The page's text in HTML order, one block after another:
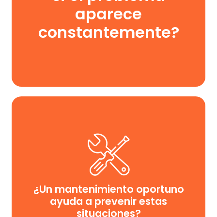
aparece
constantemente?
¿Un mantenimiento oportuno
ayuda a prevenir estas
situaciones?
Sí. Las inspecciones periódicas permiten detectar
del sistema.